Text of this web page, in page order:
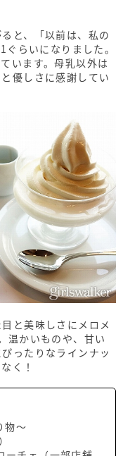
と、「以前は、私の
らいになりました。
います。母乳以外は
優しさに感謝してい
と美味しさにメロメ
温かいものや、甘い
ったりなラインナッ
く！
物～